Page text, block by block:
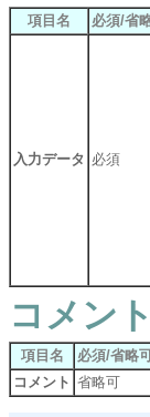
項目名 必須/省
入力データ 必須
コメント
項目名 必須/省略
コメント 省略可